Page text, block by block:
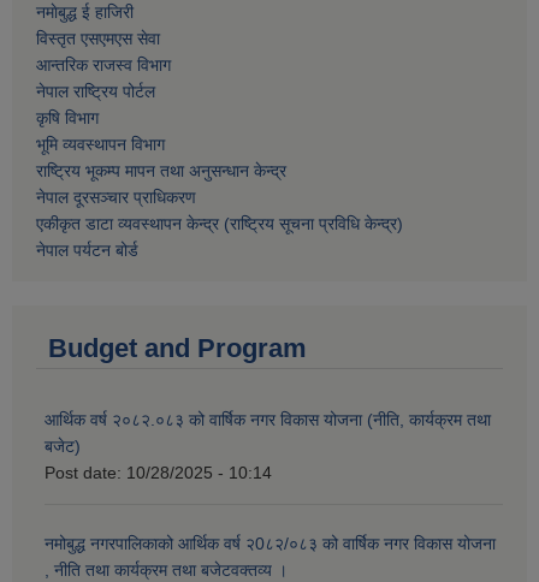
नमाेबुद्ध ई हाजिरी
विस्तृत एसएमएस सेवा
आन्तरिक राजस्व विभाग
नेपाल राष्ट्रिय पोर्टल
कृषि विभाग
भूमि व्यवस्थापन विभाग
राष्ट्रिय भूकम्प मापन तथा अनुसन्धान केन्द्र
नेपाल दूरसञ्चार प्राधिकरण
एकीकृत डाटा व्यवस्थापन केन्द्र (राष्ट्रिय सूचना प्रविधि केन्द्र)
नेपाल पर्यटन बोर्ड
Budget and Program
आर्थिक वर्ष २०८२.०८३ को वार्षिक नगर विकास योजना (नीति, कार्यक्रम तथा
बजेट)
Post date: 10/28/2025 - 10:14
नमोबुद्ध नगरपालिकाको आर्थिक वर्ष २0८२/०८३ को वार्षिक नगर विकास योजना
, नीति तथा कार्यक्रम तथा बजेटवक्तव्य ।